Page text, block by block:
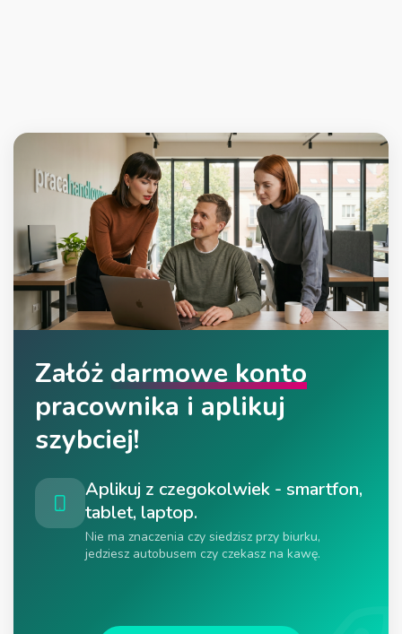
Załóż darmowe konto
pracownika i aplikuj
szybciej!
Aplikuj z czegokolwiek - smartfon,
tablet, laptop.
Nie ma znaczenia czy siedzisz przy biurku,
jedziesz autobusem czy czekasz na kawę.